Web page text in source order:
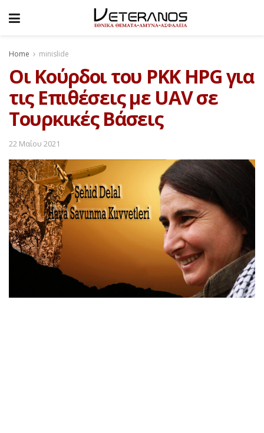
Home minislide
Οι Κούρδοι του PKK HPG για
τις Επιθέσεις με UAV σε
Τουρκικές Βάσεις
22 Μαΐου 2021